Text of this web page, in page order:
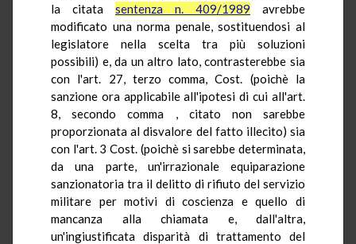
la citata sentenza n. 409/1989 avrebbe
modificato una norma penale, sostituendosi al
legislatore nella scelta tra più soluzioni
possibili) e, da un altro lato, contrasterebbe sia
con l'art. 27, terzo comma, Cost. (poichè la
sanzione ora applicabile all'ipotesi di cui all'art.
8, secondo comma , citato non sarebbe
proporzionata al disvalore del fatto illecito) sia
con l'art. 3 Cost. (poichè si sarebbe determinata,
da una parte, un'irrazionale equiparazione
sanzionatoria tra il delitto di rifiuto del servizio
militare per motivi di coscienza e quello di
mancanza alla chiamata e, dall'altra,
un'ingiustificata disparità di trattamento del